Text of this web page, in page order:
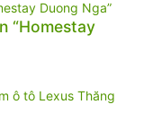
“Homestay